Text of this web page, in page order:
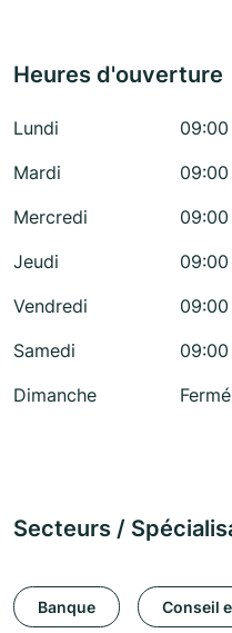
Heures d'ouverture
Lundi
09:00
Mardi
09:00
Mercredi
09:00
Jeudi
09:00
Vendredi
09:00
Samedi
09:00
Dimanche
Fermé
Secteurs /
Banque Conseil